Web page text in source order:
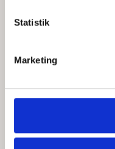
Statistik
Marketing
Hvem er CEPOS
Medarbejdere